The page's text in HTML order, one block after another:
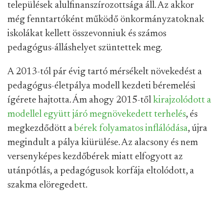
települések alulfinanszírozottsága áll. Az akkor
még fenntartóként működő önkormányzatoknak
iskolákat kellett összevonniuk és számos
pedagógus-álláshelyet szüntettek meg.
A 2013-tól pár évig tartó mérsékelt növekedést a
pedagógus-életpálya modell kezdeti béremelési
ígérete hajtotta. Ám ahogy 2015-től kirajzolódott a
modellel együtt járó megnövekedett terhelés, és
megkezdődött a bérek folyamatos inflálódása, újra
megindult a pálya kiürülése. Az alacsony és nem
versenyképes kezdőbérek miatt elfogyott az
utánpótlás, a pedagógusok korfája eltolódott, a
szakma elöregedett.